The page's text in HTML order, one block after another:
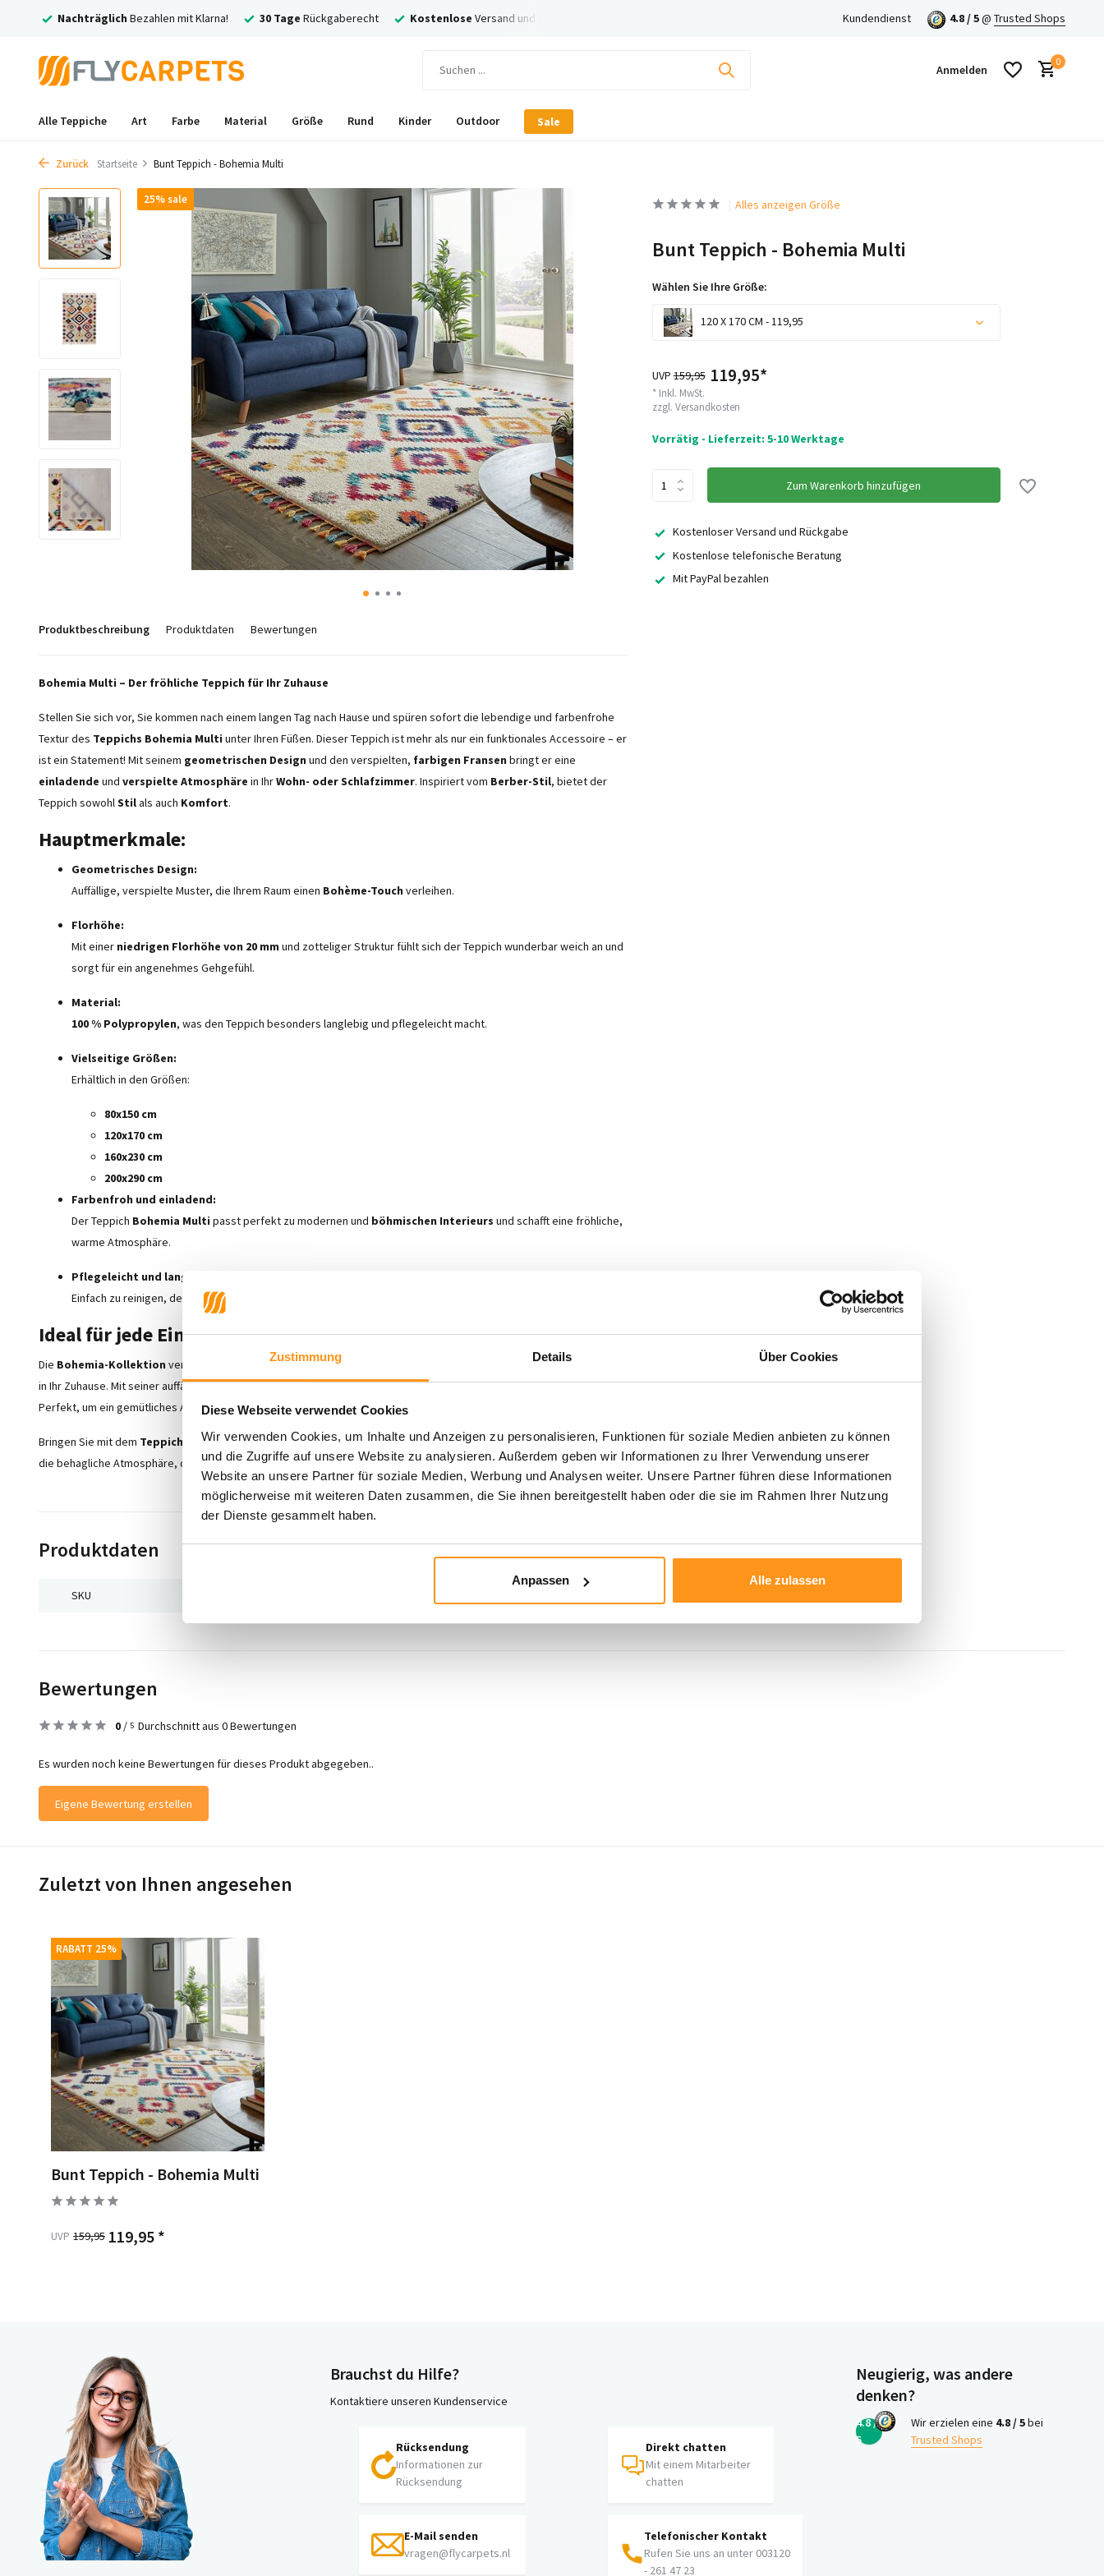
Zustimmung Details Über Cookies
Diese Webseite verwendet Cookies
Wir verwenden Cookies, um Inhalte und Anzeigen zu personalisieren, Funktionen für soziale Medien anbieten zu können
und die Zugriffe auf unsere Website zu analysieren. Außerdem geben wir Informationen zu Ihrer Verwendung unserer
Website an unsere Partner für soziale Medien, Werbung und Analysen weiter. Unsere Partner führen diese Informationen
möglicherweise mit weiteren Daten zusammen, die Sie ihnen bereitgestellt haben oder die sie im Rahmen Ihrer Nutzung
der Dienste gesammelt haben.
Anpassen Alle zulassen
Nachträglich Bezahlen mit Klarna! 30 Tage Rückgaberecht Kostenlose Versand und Rückversand Kundendienst 4.8 / 5@ Trusted Shops
Anmelden
0
Alle Teppiche Art Farbe Material Größe Rund Kinder Outdoor Sale
Zurück Startseite Bunt Teppich - Bohemia Multi
25% sale
Produktbeschreibung Produktdaten Bewertungen
Bohemia Multi – Der fröhliche Teppich für Ihr Zuhause
Stellen Sie sich vor, Sie kommen nach einem langen Tag nach Hause und spüren sofort die lebendige und farbenfrohe
Textur des Teppichs Bohemia Multi unter Ihren Füßen. Dieser Teppich ist mehr als nur ein funktionales Accessoire – er
ist ein Statement! Mit seinem geometrischen Design und den verspielten, farbigen Fransen bringt er eine
einladende und verspielte Atmosphäre in IhrWohn- oder Schlafzimmer. Inspiriert vom Berber-Stil, bietet der
Teppich sowohlStilals auch Komfort.
Hauptmerkmale:
Geometrisches Design:
Auffällige, verspielte Muster, die Ihrem Raum einen Bohème-Touch verleihen.
Florhöhe:
Mit einer niedrigen Florhöhe von 20 mm und zotteliger Struktur fühlt sich der Teppich wunderbar weich an und
sorgt für ein angenehmes Gehgefühl.
Material:
100 % Polypropylen, was den Teppich besonders langlebig und pflegeleicht macht.
Vielseitige Größen:
Erhältlich in den Größen:
80x150 cm
120x170 cm
160x230 cm
200x290 cm
Farbenfroh und einladend:
Der Teppich Bohemia Multi passt perfekt zu modernen und böhmischen Interieurs und schafft eine fröhliche,
warme Atmosphäre.
Pflegeleicht und langlebig:
Einfach zu reinigen, der Teppich behält lange seine Frische und Qualität.
Ideal für jede Einrichtung
Die Bohemia-Kollektion vereint handwerkliches Könnenmit
und bringt so Farbe und Charakter
in Ihr Zuhause. Mit seiner auffälligen Optik und hohen Qualität hebt dieser Teppich IhrInterieurauf ein neues Niveau.
Perfekt, um ein gemütliches Ambiente zu schaffen, das sowohl stilvoll als auch praktisch ist.
Bringen Sie mit dem Teppich Bohemia MultieinenHauch von Farbeund Komfortin Ihre Räume und genießen Sie
die behagliche Atmosphäre, die er in Ihr Zuhause bringt.
Produktdaten
SKU
Alles anzeigen Größe
Bunt Teppich - Bohemia Multi
Wählen Sie Ihre Größe:
120 X 170 CM - 119,95
UVP159,95 119,95*
* Inkl. MwSt.
zzgl. Versandkosten
Vorrätig - Lieferzeit: 5-10 Werktage
Zum Warenkorb hinzufügen
Kostenloser Versand und Rückgabe
Kostenlose telefonische Beratung
Mit PayPal bezahlen
Bewertungen
0 / 5 Durchschnitt aus 0 Bewertungen
Es wurden noch keine Bewertungen für dieses Produkt abgegeben..
Eigene Bewertung erstellen
Zuletzt von Ihnen angesehen
RABATT 25%
Bunt Teppich - Bohemia Multi
UVP 159,95 119,95 *
Brauchst du Hilfe?
Kontaktiere unseren Kundenservice
Rücksendung
Informationen zur
Rücksendung
Direkt chatten
Mit einem Mitarbeiter
chatten
E-Mail senden
vragen@flycarpets.nl
Telefonischer Kontakt
Rufen Sie uns an unter 003120
- 261 47 23
Neugierig, was andere
denken?
4.8 /
5
Wir erzielen eine 4.8 / 5bei
Trusted Shops